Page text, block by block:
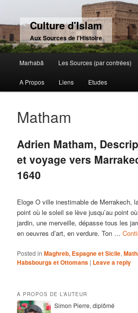
Culture d'Islam
Aux Sources de l'Histoire
Skip to primary content
Skip to secondary content
Marhabâ Les Sources (par contrées)
A Propos Liens Etudes
Matham
Adrien Matham,
et voyage vers
1640
Eloge O ville inestimable de Merrakech,
point où le soleil se lève jusqu’au point
jardin, une merveille, dépasse tous les
en oeuvres d’art, en verdure. Ton …
Posted in Maghreb, Espagne et Sicile,
Habsbourgs et Ottomans | Leave a reply
A PROPOS DE L’AUTEUR
Simon Pierre, diplômé